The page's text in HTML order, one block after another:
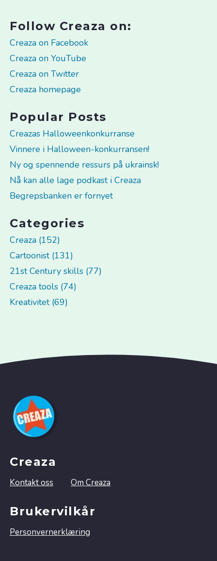
Follow Creaza on:
Creaza on Facebook
Creaza on YouTube
Creaza on Twitter
Creaza homepage
Popular Posts
Creazas Halloweenkonkurranse
Vinnere i Halloween-konkurransen!
Ny og spennende ressurs på ukrainsk!
Nå kan alle lage podkast i Creaza
Begrepsbanken er fornyet
Categories
Creaza (152)
Cartoonist (131)
21st Century skills (77)
Creaza tools (74)
Kreativitet (69)
Creaza
Kontakt oss Om Creaza
Brukervilkår
Personvernerklæring